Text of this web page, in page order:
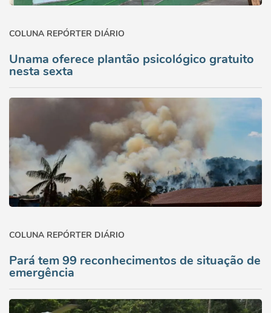
COLUNA REPÓRTER DIÁRIO
Unama oferece plantão psicológico gratuito
nesta sexta
COLUNA REPÓRTER DIÁRIO
Pará tem 99 reconhecimentos de situação de
emergência